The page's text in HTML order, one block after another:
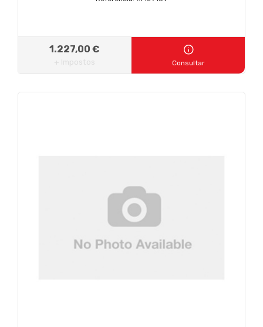
1.227,00 €
+ Impostos Consultar